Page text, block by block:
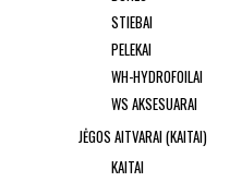
STIEBAI
PELEKAI
WH-HYDROFOILAI
WS AKSESUARAI
JĖGOS AITVARAI (KAITAI)
KAITAI